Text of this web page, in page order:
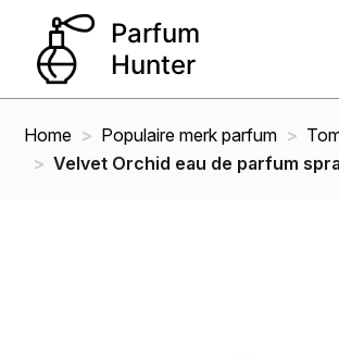
Home Populaire merk parfum
Velvet Orchid eau de parfum